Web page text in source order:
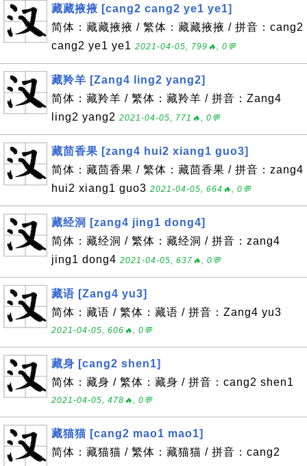
藏藏掖掖 [cang2 cang2 ye1 ye1]
简体：藏藏掖掖 / 繁体：藏藏掖掖 / 拼音：cang2
cang2 ye1 ye1 2021-04-05, 799🔥, 0💬
藏羚羊 [Zang4 ling2 yang2]
简体：藏羚羊 / 繁体：藏羚羊 / 拼音：Zang4
ling2 yang2 2021-04-05, 771🔥, 0💬
藏茴香果 [zang4 hui2 xiang1 guo3]
简体：藏茴香果 / 繁体：藏茴香果 / 拼音：zang4
hui2 xiang1 guo3 2021-04-05, 664🔥, 0💬
藏经洞 [zang4 jing1 dong4]
简体：藏经洞 / 繁体：藏经洞 / 拼音：zang4
jing1 dong4 2021-04-05, 637🔥, 0💬
藏语 [Zang4 yu3]
简体：藏语 / 繁体：藏语 / 拼音：Zang4 yu3
2021-04-05, 606🔥, 0💬
藏身 [cang2 shen1]
简体：藏身 / 繁体：藏身 / 拼音：cang2 shen1
2021-04-05, 478🔥, 0💬
藏猫猫 [cang2 mao1 mao1]
简体：藏猫猫 / 繁体：藏猫猫 / 拼音：cang2